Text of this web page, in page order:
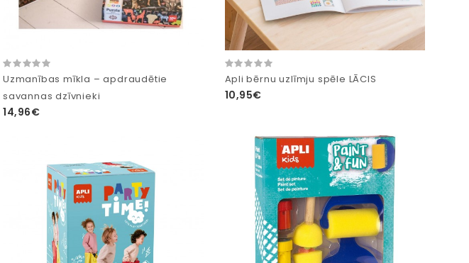
Uzmanības mīkla – apdraudētie
savannas dzīvnieki
14,96€
Apli bērnu uzlīmju spēle LĀCIS
10,95€